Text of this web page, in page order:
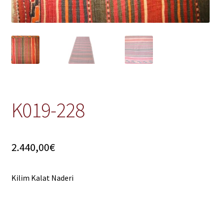
K019-228
2.440,00€
Kilim Kalat Naderi